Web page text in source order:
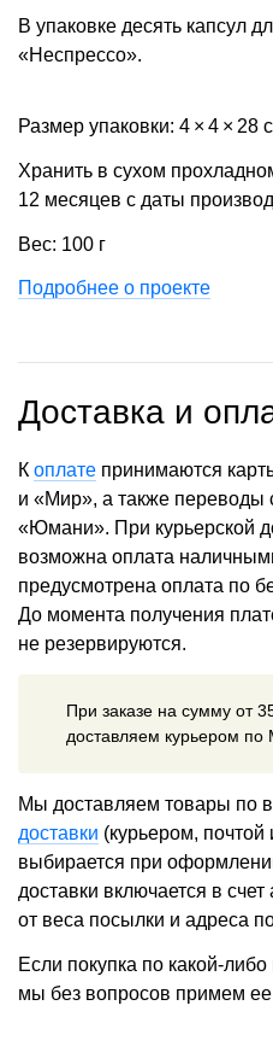
В упаковке десять капсул
«Неспрессо».
Размер упаковки: 4 × 4 × 28
Хранить в сухом
12 месяцев с даты
Вес: 100 г
Подробнее о проекте
Доставка и
К оплате принимаются
и «Мир», а также переводы
«Юмани». При курьерской
возможна оплата
предусмотрена оплата по
До момента получения
не резервируются.
При заказе на сумму от
доставляем курьером по
Мы доставляем товары по
доставки (курьером,
выбирается при
доставки включается в
от веса посылки и адреса
Если покупка по какой-
мы без вопросов примем ее